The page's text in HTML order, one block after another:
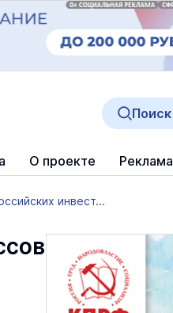
О проекте Реклама
Поиск
инвест...